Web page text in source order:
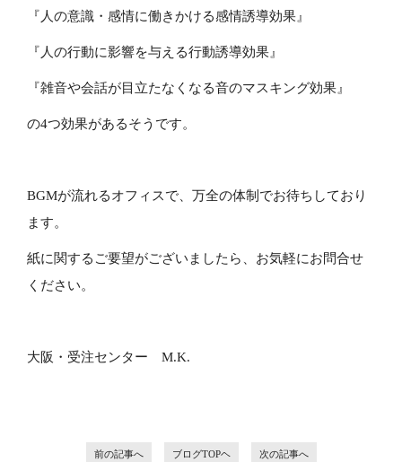
『人の意識・感情に働きかける感情誘導効果』
『人の行動に影響を与える行動誘導効果』
『雑音や会話が目立たなくなる音のマスキング効果』
の4つ効果があるそうです。
BGMが流れるオフィスで、万全の体制でお待ちしており
ます。
紙に関するご要望がございましたら、お気軽にお問合せ
ください。
大阪・受注センター M.K.
前の記事へ ブログTOPヘ 次の記事へ